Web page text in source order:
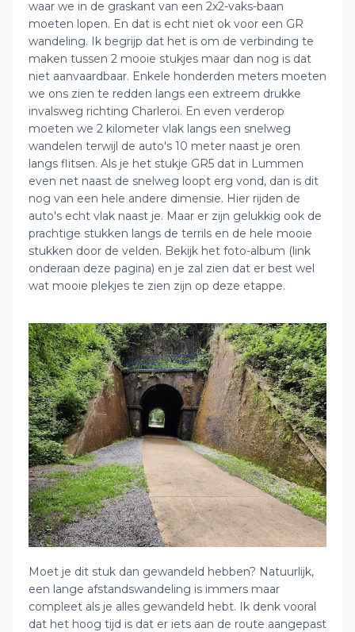
waar we in de graskant van een 2x2-vaks-baan
moeten lopen. En dat is echt niet ok voor een GR
wandeling. Ik begrijp dat het is om de verbinding te
maken tussen 2 mooie stukjes maar dan nog is dat
niet aanvaardbaar. Enkele honderden meters moeten
we ons zien te redden langs een extreem drukke
invalsweg richting Charleroi. En even verderop
moeten we 2 kilometer vlak langs een snelweg
wandelen terwijl de auto's 10 meter naast je oren
langs flitsen. Als je het stukje GR5 dat in Lummen
even net naast de snelweg loopt erg vond, dan is dit
nog van een hele andere dimensie. Hier rijden de
auto's echt vlak naast je. Maar er zijn gelukkig ook de
prachtige stukken langs de terrils en de hele mooie
stukken door de velden. Bekijk het foto-album (link
onderaan deze pagina) en je zal zien dat er best wel
wat mooie plekjes te zien zijn op deze etappe.
Moet je dit stuk dan gewandeld hebben? Natuurlijk,
een lange afstandswandeling is immers maar
compleet als je alles gewandeld hebt. Ik denk vooral
dat het hoog tijd is dat er iets aan de route aangepast